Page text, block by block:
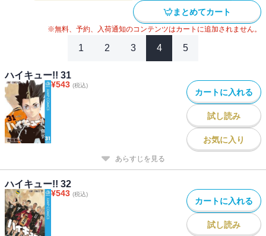
まとめてカート
※無料、予約、入荷通知のコンテンツはカートに追加されません。
1 2 3 4 5
ハイキュー!! 31
¥543 (税込)
カートに入れる
試し読み
お気に入り
あらすじを見る
ハイキュー!! 32
¥543 (税込)
カートに入れる
試し読み